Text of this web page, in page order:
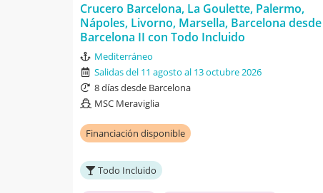
Crucero Barcelona, La Goulette, Palermo,
Nápoles, Livorno, Marsella, Barcelona desde
Barcelona II con Todo Incluido
Mediterráneo
Salidas del 11 agosto al 13 octubre 2026
8 días desde Barcelona
MSC Meraviglia
Financiación disponible
Todo Incluido